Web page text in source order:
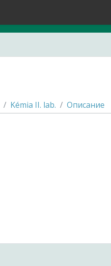
Kémia II. lab. Описание